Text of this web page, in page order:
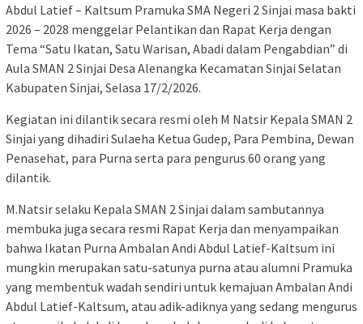
Abdul Latief – Kaltsum Pramuka SMA Negeri 2 Sinjai masa bakti
2026 – 2028 menggelar Pelantikan dan Rapat Kerja dengan
Tema “Satu Ikatan, Satu Warisan, Abadi dalam Pengabdian” di
Aula SMAN 2 Sinjai Desa Alenangka Kecamatan Sinjai Selatan
Kabupaten Sinjai, Selasa 17/2/2026.
Kegiatan ini dilantik secara resmi oleh M Natsir Kepala SMAN 2
Sinjai yang dihadiri Sulaeha Ketua Gudep, Para Pembina, Dewan
Penasehat, para Purna serta para pengurus 60 orang yang
dilantik.
M.Natsir selaku Kepala SMAN 2 Sinjai dalam sambutannya
membuka juga secara resmi Rapat Kerja dan menyampaikan
bahwa Ikatan Purna Ambalan Andi Abdul Latief-Kaltsum ini
mungkin merupakan satu-satunya purna atau alumni Pramuka
yang membentuk wadah sendiri untuk kemajuan Ambalan Andi
Abdul Latief-Kaltsum, atau adik-adiknya yang sedang mengurus